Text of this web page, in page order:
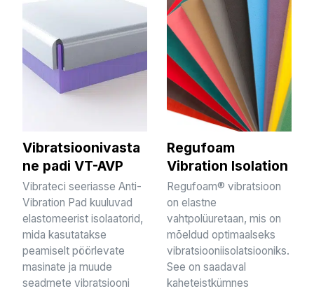
Vibratsioonivasta
ne padi VT-AVP
Vibrateci seeriasse Anti-
Vibration Pad kuuluvad
elastomeerist isolaatorid,
mida kasutatakse
peamiselt pöörlevate
masinate ja muude
seadmete vibratsiooni
Regufoam
Vibration Isolation
Regufoam® vibratsioon
on elastne
vahtpolüuretaan, mis on
mõeldud optimaalseks
vibratsiooniisolatsiooniks.
See on saadaval
kaheteistkümnes